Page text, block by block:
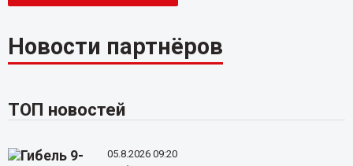
Новости партнёров
ТОП новостей
05.8.2026 09:20